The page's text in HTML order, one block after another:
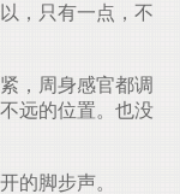
，只有一点，不
，周身感官都调
远的位置。也没
的脚步声。